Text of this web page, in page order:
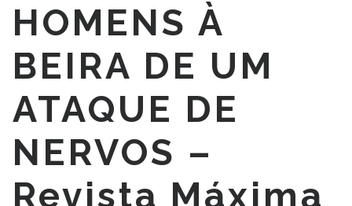
HOMENS À
BEIRA DE UM
ATAQUE DE
NERVOS –
Revista Máxima